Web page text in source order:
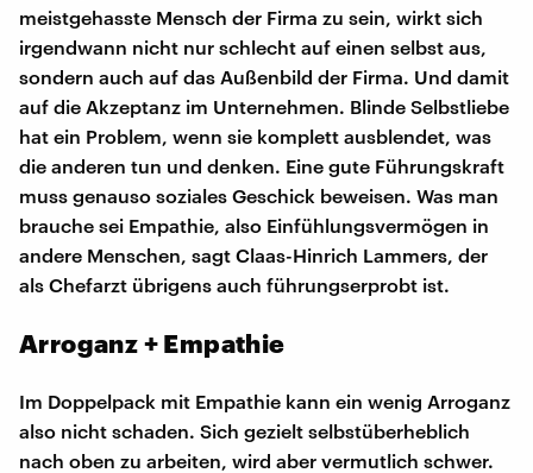
meistgehasste Mensch der Firma zu sein, wirkt sich
irgendwann nicht nur schlecht auf einen selbst aus,
sondern auch auf das Außenbild der Firma. Und damit
auf die Akzeptanz im Unternehmen. Blinde Selbstliebe
hat ein Problem, wenn sie komplett ausblendet, was
die anderen tun und denken. Eine gute Führungskraft
muss genauso soziales Geschick beweisen. Was man
brauche sei Empathie, also Einfühlungsvermögen in
andere Menschen, sagt Claas-Hinrich Lammers, der
als Chefarzt übrigens auch führungserprobt ist.
Arroganz + Empathie
Im Doppelpack mit Empathie kann ein wenig Arroganz
also nicht schaden. Sich gezielt selbstüberheblich
nach oben zu arbeiten, wird aber vermutlich schwer.